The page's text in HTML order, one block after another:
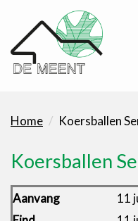
Home Koersballen
Koersballen
Aanvang
11